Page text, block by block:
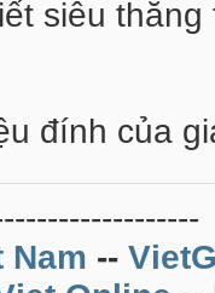
siêu
đính của
Nam --